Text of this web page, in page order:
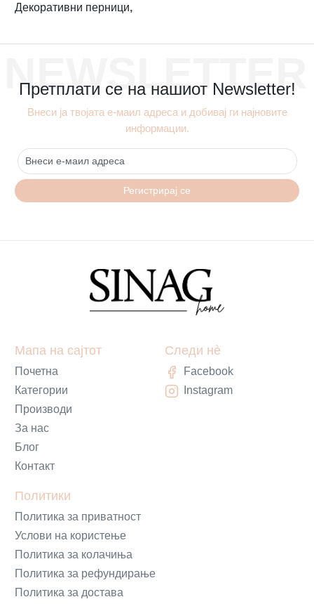
Декоративни перници,
NEWSLETTER
Претплати се на нашиот Newsletter!
Внеси ја твојата е-маил адреса и добивај ги најновите
информации.
Регистрирај се
Мапа на сајтот
Почетна
Категории
Производи
За нас
Блог
Контакт
Политики
Политика за приватност
Услови на користење
Политика за колачиња
Политика за рефундирање
Политика за достава
Следи нè
Facebook
Instagram